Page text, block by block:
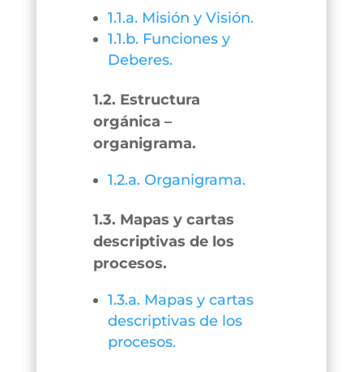
1.1.a. Misión y Visión.
1.1.b. Funciones y
Deberes.
1.2. Estructura
orgánica –
organigrama.
1.2.a. Organigrama.
1.3. Mapas y cartas
descriptivas de los
procesos.
1.3.a. Mapas y cartas
descriptivas de los
procesos.